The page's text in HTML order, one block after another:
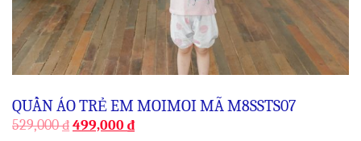
QUẦN ÁO TRẺ EM MOIMOI MÃ M8SSTS07
529,000₫ 499,000 ₫